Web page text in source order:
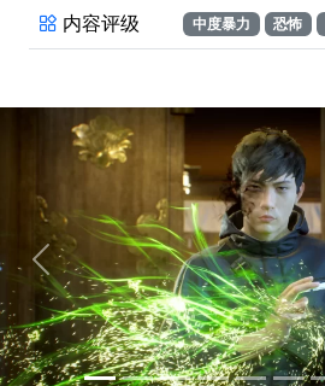
内容评级 中度暴力 恐怖
Previous